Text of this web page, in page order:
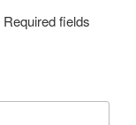
Required fields